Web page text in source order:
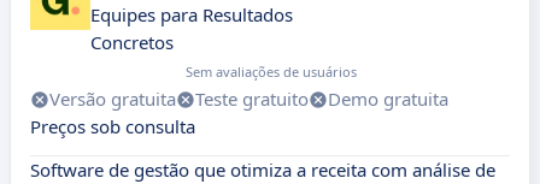
Equipes para Resultados
Concretos
Sem avaliações de usuários
Versão gratuita Teste gratuito
Demo gratuita
Preços sob consulta
Software de gestão que otimiza a receita com análise de